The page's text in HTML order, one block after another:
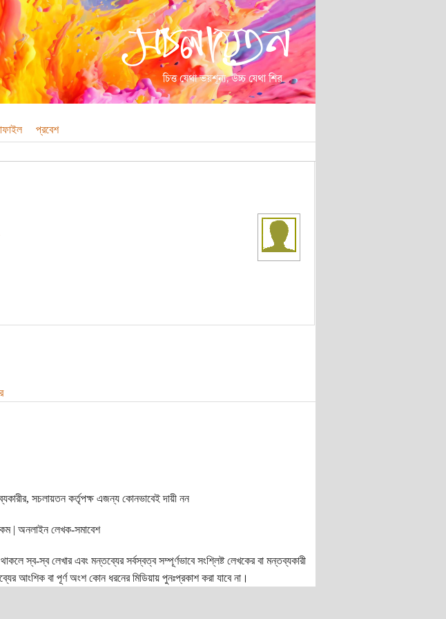
প্রবেশ
সচলায়তন কর্তৃপক্ষ এজন্য কোনভাবেই দায়ী নন
| অনলাইন লেখক-সমাবেশ
স্ব-স্ব লেখার এবং মন্তব্যের সর্বস্বত্ব সম্পূর্ণভাবে সংশ্লিষ্ট লেখকের বা মন্তব্যকারী
আংশিক বা পূর্ণ অংশ কোন ধরনের মিডিয়ায় পুনঃপ্রকাশ করা যাবে না।